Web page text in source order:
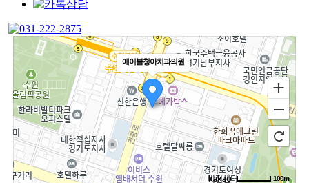
에이블청아치과의원
100m